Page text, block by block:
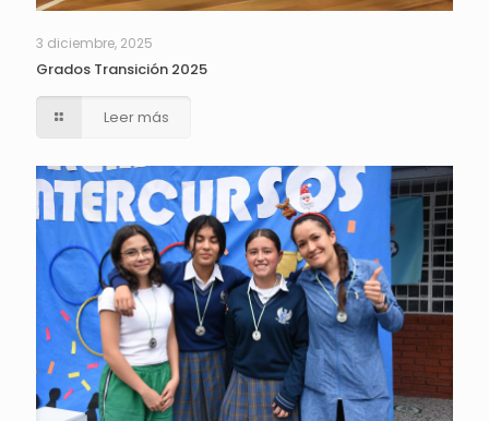
3 diciembre, 2025
Grados Transición 2025
Leer más